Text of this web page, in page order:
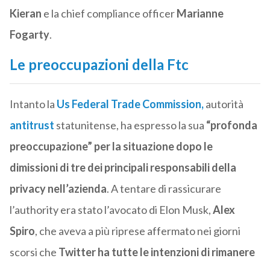
Kieran e la chief compliance officerMarianne
Fogarty.
Le preoccupazioni della Ftc
Intanto la Us Federal Trade Commission,autorità
antitrust statunitense, ha espresso la sua “profonda
preoccupazione” per la situazione dopo le
dimissioni di tre dei principali responsabili della
privacy nell’azienda. A tentare di rassicurare
l’authority era stato l’avocato di Elon Musk,Alex
Spiro, che aveva a più riprese affermato nei giorni
scorsi che Twitter ha tutte le intenzioni di rimanere